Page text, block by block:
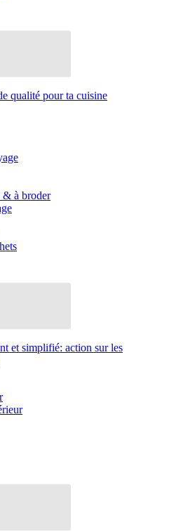
qualité pour ta cuisine
& à broder
et simplifié: action sur les